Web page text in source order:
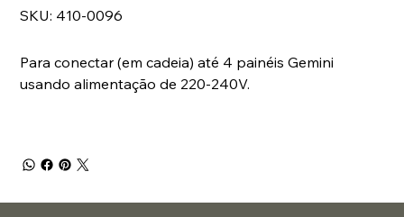
SKU:
SKU
410-
410-0096
Para conectar (em cadeia) até 4 painéis Gemini
usando alimentação de 220-240V.